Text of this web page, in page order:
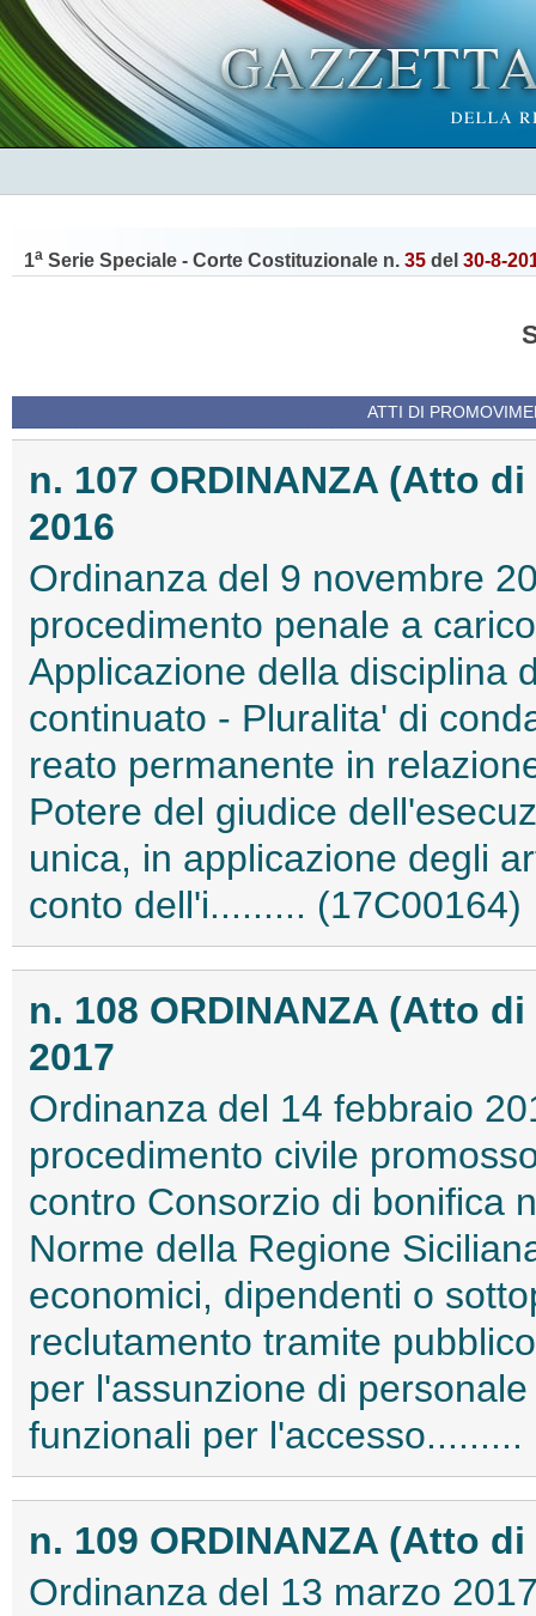
1a Serie Speciale - Corte Costituzionale n. 35 del 30-8-
ATTI DI
n. 107 ORDINANZA (Atto
2016
Ordinanza del 9 novembre
procedimento penale a
Applicazione della disciplina
continuato - Pluralita' di
reato permanente in
Potere del giudice
unica, in applicazione degli
conto dell'i......... (17C00164)
n. 108 ORDINANZA (Atto
2017
Ordinanza del 14 febbraio
procedimento civile
contro Consorzio di bonifica
Norme della Regione
economici, dipendenti o
reclutamento tramite
per l'assunzione di
funzionali per
n. 109 ORDINANZA (Atto
Ordinanza del 13 marzo